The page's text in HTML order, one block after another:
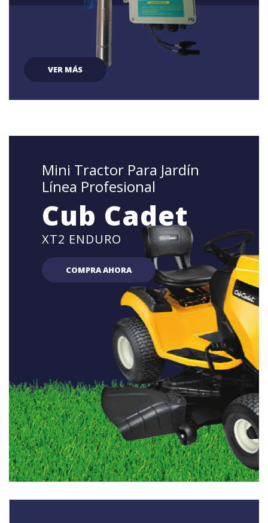
VER MÁS
Mini Tractor Para Jardín
Línea Profesional
Cub Cadet
XT2 ENDURO
COMPRA AHORA